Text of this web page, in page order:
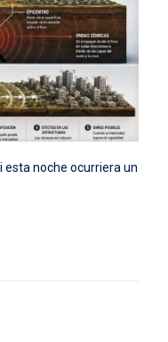
esta noche ocurriera un